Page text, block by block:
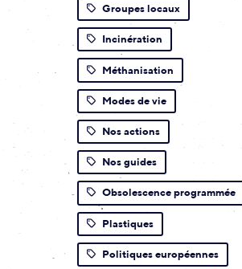
Groupes locaux
Incinération
Méthanisation
Modes de vie
Nos actions
Nos guides
Obsolescence programmée
Plastiques
Politiques européennes